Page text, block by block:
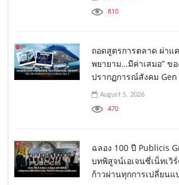
810
ถอดสูตรการตลาด ผ่าแ
พยายาม…มีค่าเสมอ” ข
ปรากฏการณ์สังคม Gen
August 5, 2026
470
ฉลอง 100 ปี Publicis
บทพิสูจน์เอเจนซี่เน็ทเวิ
ก้าวผ่านทุกการเปลี่ยนแ